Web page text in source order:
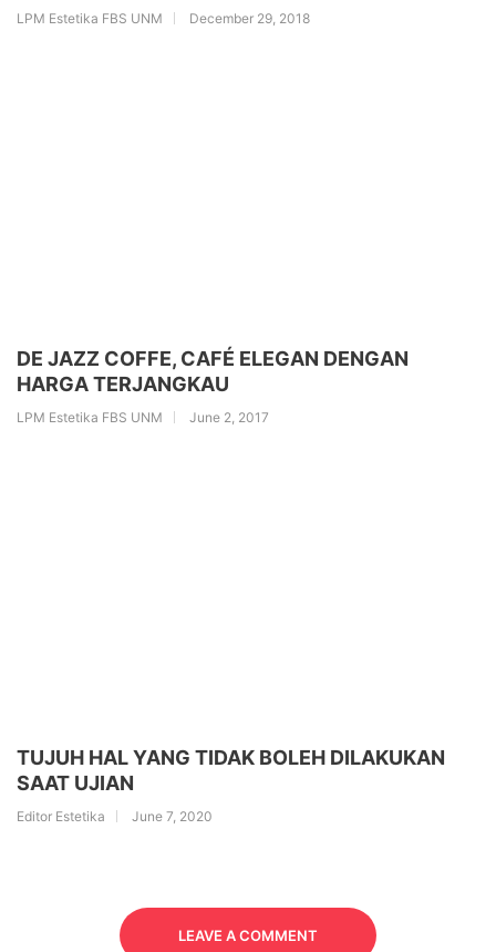
LPM Estetika FBS UNM December 29, 2018
DE JAZZ COFFE, CAFÉ ELEGAN DENGAN
HARGA TERJANGKAU
LPM Estetika FBS UNM June 2, 2017
TUJUH HAL YANG TIDAK BOLEH DILAKUKAN
SAAT UJIAN
Editor Estetika June 7, 2020
LEAVE A COMMENT